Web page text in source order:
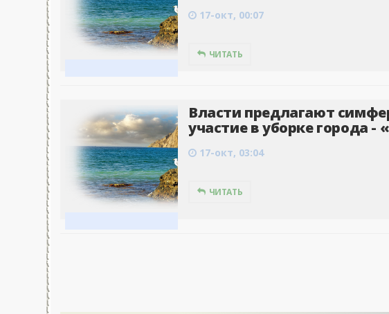
17-окт, 00:07
ЧИТАТЬ
Власти предлагают
участие в уборке города
17-окт, 03:04
ЧИТАТЬ